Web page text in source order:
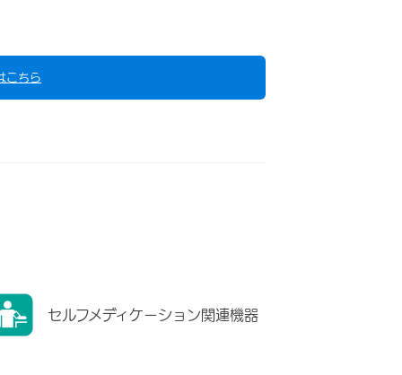
こちら
セルフメディケーション関連機器